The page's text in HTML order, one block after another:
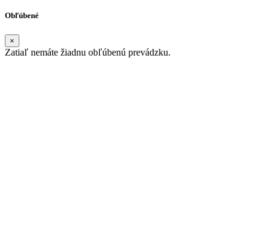
Obľúbené
×
Zatiaľ nemáte žiadnu obľúbenú prevádzku.